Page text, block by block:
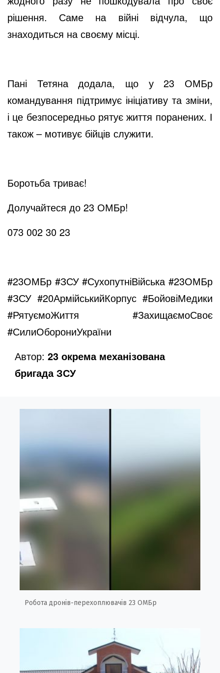
рішення. Саме на війні відчула, що
знаходиться на своєму місці.
Пані Тетяна додала, що у 23 ОМБр
командування підтримує ініціативу та зміни,
і це безпосередньо рятує життя поранених. І
також – мотивує бійців служити.
Боротьба триває!
Долучайтеся до 23 ОМБр!
073 002 30 23
#23ОМБр #ЗСУ #СухопутніВійська #23ОМБр
#ЗСУ #20АрмійськийКорпус #БойовіМедики
#РятуємоЖиття #ЗахищаємоСвоє
#СилиОборониУкраїни
Автор: 23 окрема механізована
бригада ЗСУ
Робота дронів-перехоплювачів 23 ОМБр